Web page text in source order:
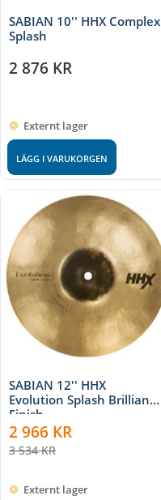
SABIAN 10'' HHX Complex
Splash
2 876 KR
Externt lager
LÄGG I VARUKORGEN
SABIAN 12'' HHX
Evolution Splash Brilliant
Finish
2 966 KR
3 534KR
Externt lager